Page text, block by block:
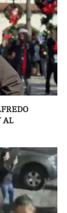
AL